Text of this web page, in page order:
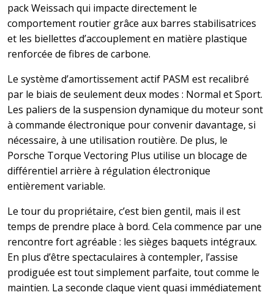
pack Weissach qui impacte directement le
comportement routier grâce aux barres stabilisatrices
et les biellettes d’accouplement en matière plastique
renforcée de fibres de carbone.
Le système d’amortissement actif PASM est recalibré
par le biais de seulement deux modes : Normal et Sport.
Les paliers de la suspension dynamique du moteur sont
à commande électronique pour convenir davantage, si
nécessaire, à une utilisation routière. De plus, le
Porsche Torque Vectoring Plus utilise un blocage de
différentiel arrière à régulation électronique
entièrement variable.
Le tour du propriétaire, c’est bien gentil, mais il est
temps de prendre place à bord. Cela commence par une
rencontre fort agréable : les sièges baquets intégraux.
En plus d’être spectaculaires à contempler, l’assise
prodiguée est tout simplement parfaite, tout comme le
maintien. La seconde claque vient quasi immédiatement